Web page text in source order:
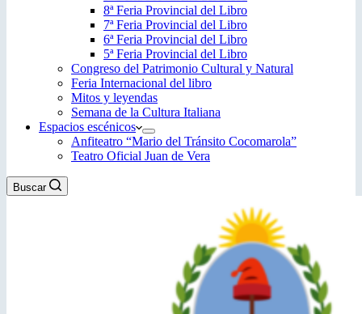
8ª Feria Provincial del Libro
7ª Feria Provincial del Libro
6ª Feria Provincial del Libro
5ª Feria Provincial del Libro
Congreso del Patrimonio Cultural y Natural
Feria Internacional del libro
Mitos y leyendas
Semana de la Cultura Italiana
Espacios escénicos
Anfiteatro “Mario del Tránsito Cocomarola”
Teatro Oficial Juan de Vera
Buscar